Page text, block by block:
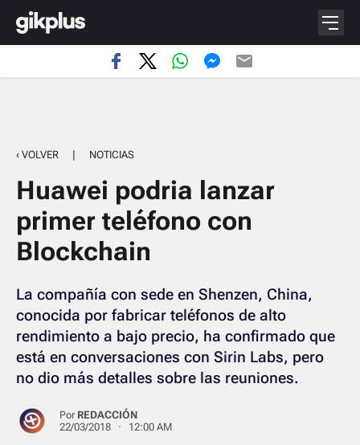
‹ VOLVER | NOTICIAS
Huawei podria lanzar
primer teléfono con
Blockchain
La compañía con sede en Shenzen, China,
conocida por fabricar teléfonos de alto
rendimiento a bajo precio, ha confirmado que
está en conversaciones con Sirin Labs, pero
no dio más detalles sobre las reuniones.
Por REDACCIÓN
22/03/2018 · 12:00 AM